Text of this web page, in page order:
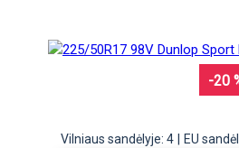
-20
Vilniaus sandėlyje: 4 EU